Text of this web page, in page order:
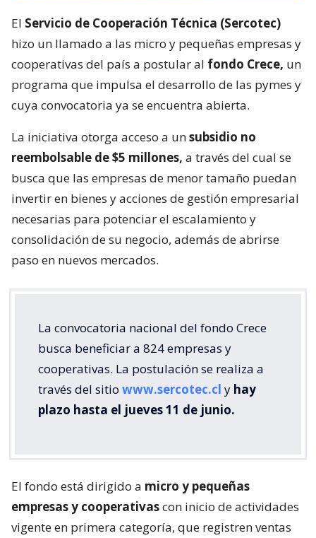
El Servicio de Cooperación Técnica (Sercotec)
hizo un llamado a las micro y pequeñas empresas y
cooperativas del país a postular al fondo Crece, un
programa que impulsa el desarrollo de las pymes y
cuya convocatoria ya se encuentra abierta.
La iniciativa otorga acceso a unsubsidio no
reembolsable de $5 millones, a través del cual se
busca que las empresas de menor tamaño puedan
invertir en bienes y acciones de gestión empresarial
necesarias para potenciar el escalamiento y
consolidación de su negocio, además de abrirse
paso en nuevos mercados.
La convocatoria nacional del fondo Crece
busca beneficiar a 824 empresas y
cooperativas. La postulación se realiza a
través del sitio www.sercotec.cl y hay
plazo hasta el jueves 11 de junio.
El fondo está dirigido a micro y pequeñas
empresas y cooperativascon inicio de actividades
vigente en primera categoría, que registren ventas